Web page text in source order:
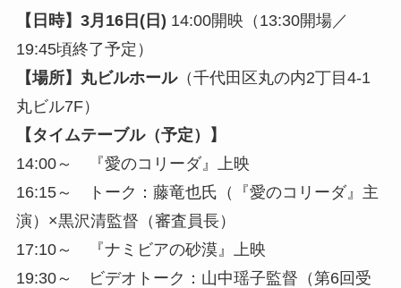
【日時】3月16日(日) 14:00開映（13:30開場／
19:45頃終了予定）
【場所】丸ビルホール（千代田区丸の内2丁目4-1
丸ビル7F）
【タイムテーブル（予定）】
14:00～ 『愛のコリーダ』上映
16:15～ トーク：藤竜也氏（『愛のコリーダ』主
演）×黒沢清監督（審査員長）
17:10～ 『ナミビアの砂漠』上映
19:30～ ビデオトーク：山中瑶子監督（第6回受